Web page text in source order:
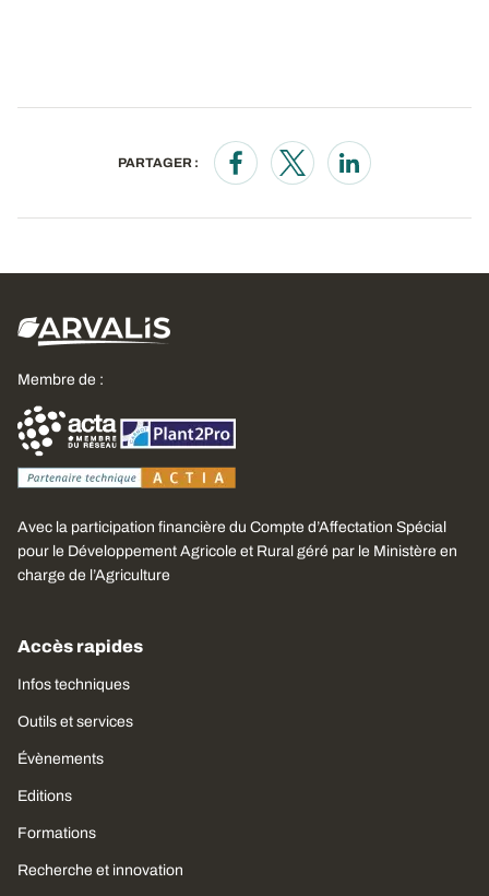
PARTAGER :
Opens in a new window
Opens in a new window
Opens in a new
Membre de :
Avec la participation financière du Compte d’Affectation Spécial
pour le Développement Agricole et Rural géré par le Ministère en
charge de l’Agriculture
Accès rapides
Infos techniques
Outils et services
Évènements
Editions
Formations
Recherche et innovation